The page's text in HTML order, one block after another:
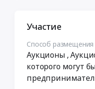
Участие
Способ размещения
Аукционы ,
которого могут